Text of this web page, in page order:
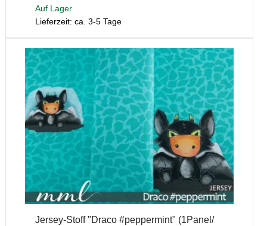
Auf Lager
Lieferzeit: ca. 3-5 Tage
Jersey-Stoff "Draco #peppermint" (1Panel/